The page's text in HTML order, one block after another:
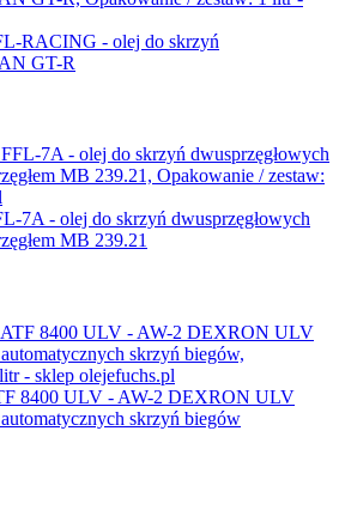
RACING - olej do skrzyń
GT-R
7A - olej do skrzyń dwusprzęgłowych
MB 239.21
8400 ULV - AW-2 DEXRON ULV
skrzyń biegów